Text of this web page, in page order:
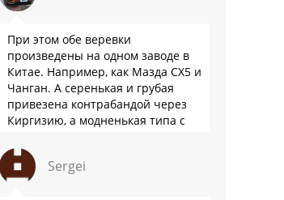
При этом обе веревки
произведены на одном заводе в
Китае. Например, как Мазда СХ5 и
Чанган. А серенькая и грубая
привезена контрабандой через
Киргизию, а модненькая типа с
Sergei